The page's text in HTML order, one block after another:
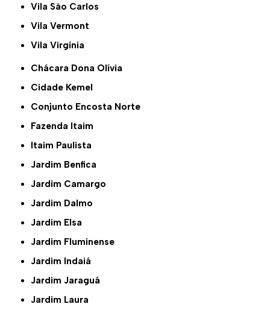
Vila São Carlos
Vila Vermont
Vila Virgínia
Chácara Dona Olívia
Cidade Kemel
Conjunto Encosta Norte
Fazenda Itaim
Itaim Paulista
Jardim Benfica
Jardim Camargo
Jardim Dalmo
Jardim Elsa
Jardim Fluminense
Jardim Indaiá
Jardim Jaraguá
Jardim Laura